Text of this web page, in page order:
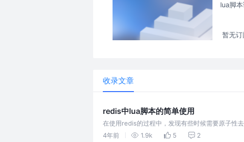
lua脚
暂无订
收录文章
redis中lua脚本的简单使用
在使用redis的过程中，发现有些时候需要原子性
4年前
1.9k 5 2